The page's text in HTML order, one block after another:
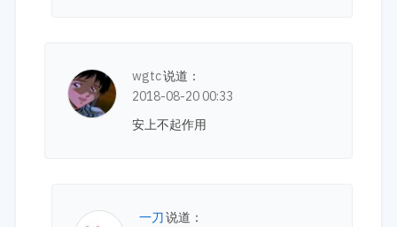
wgtc说道：
2018-08-20 00:33
安上不起作用
一刀说道：